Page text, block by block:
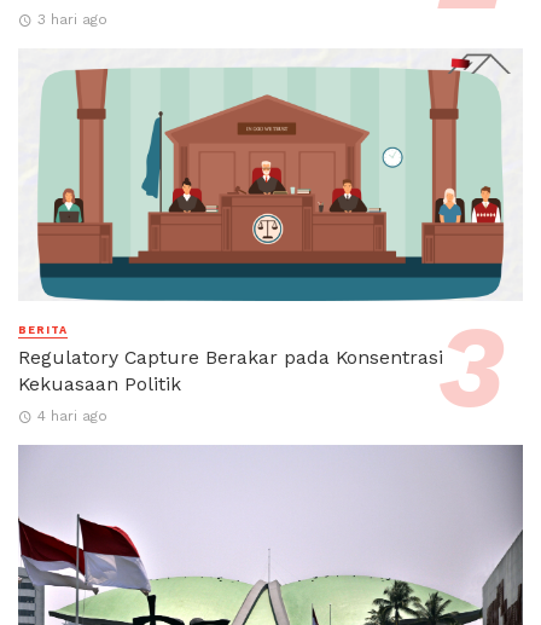
3 hari ago
BERITA
Regulatory Capture Berakar pada Konsentrasi
Kekuasaan Politik
4 hari ago